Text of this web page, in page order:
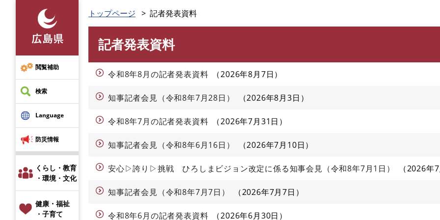
先
頭
で
す
閲覧補助
検索
Language
防災情報
くらし・教育
・環境・文化
健康・福祉
・子育て
トップページ 記者発表資料
記者発表資料
令和8年8月の記者発表資料 2026年8月7日
知事記者会見（令和8年7月28日） 2026年8月3日
令和8年7月の記者発表資料 2026年7月31日
知事記者会見（令和8年6月16日） 2026年7月10日
安心▷誇り▷挑戦 ひろしまビジョン改定に係る知事会見（令和8年7月1日） 2026年
知事記者会見（令和8年7月7日） 2026年7月7日
令和8年6月の記者発表資料 2026年6月30日